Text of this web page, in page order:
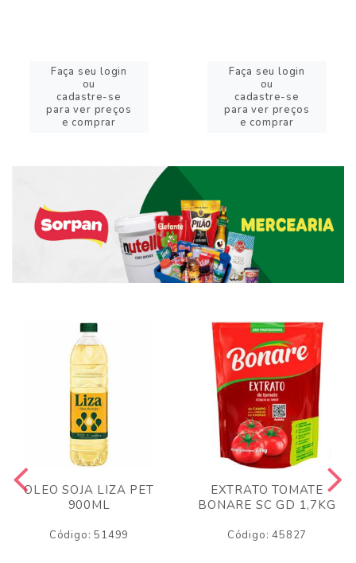
Faça seu login
ou
cadastre-se
para ver preços
e comprar
Faça seu login
ou
cadastre-se
para ver preços
e comprar
OLEO SOJA LIZA PET
900ML
Código: 51499
EXTRATO TOMATE
BONARE SC GD 1,7KG
Código: 45827